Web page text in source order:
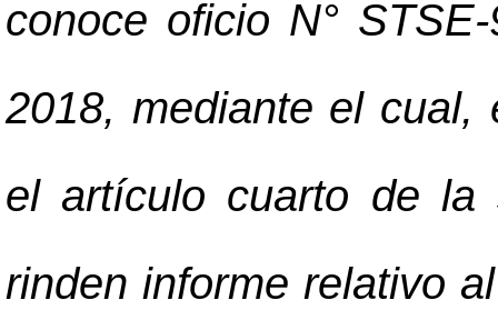
conoce oficio N°
2018, mediante el cual,
el artículo cuarto de la
rinden informe relativo